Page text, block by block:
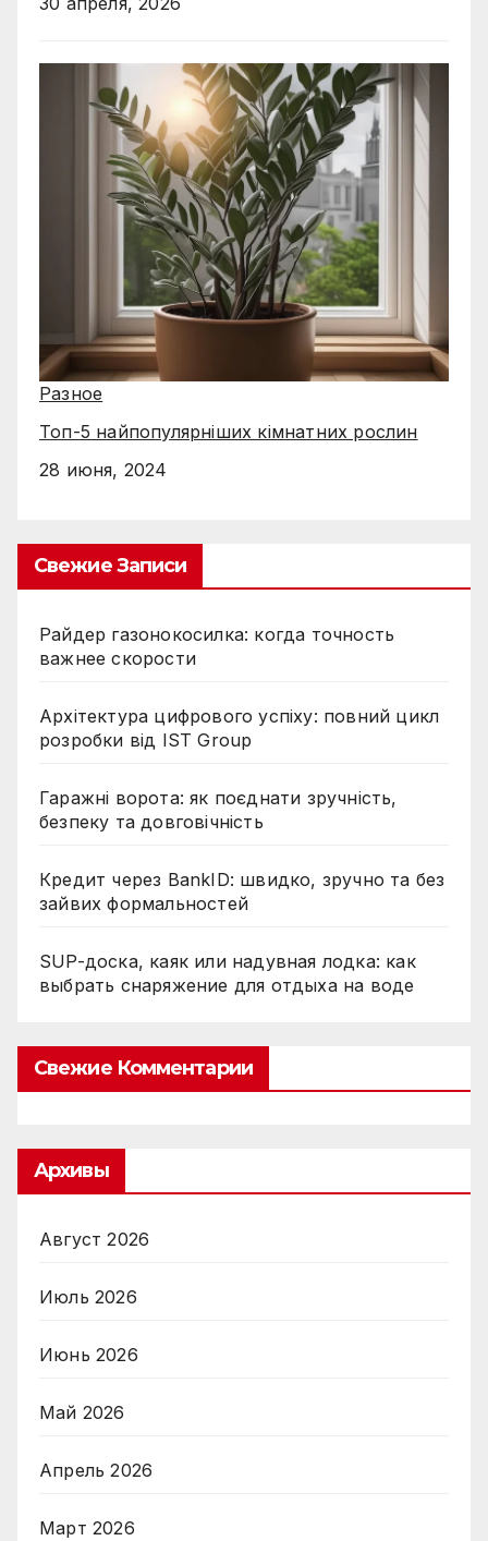
Разное
Топ-5 найпопулярніших кімнатних рослин
28 июня, 2024
Свежие Записи
Райдер газонокосилка: когда точность
важнее скорости
Архітектура цифрового успіху: повний цикл
розробки від IST Group
Гаражні ворота: як поєднати зручність,
безпеку та довговічність
Кредит через BankID: швидко, зручно та без
зайвих формальностей
SUP-доска, каяк или надувная лодка: как
выбрать снаряжение для отдыха на воде
Свежие Комментарии
Архивы
Август 2026
Июль 2026
Июнь 2026
Май 2026
Апрель 2026
Март 2026